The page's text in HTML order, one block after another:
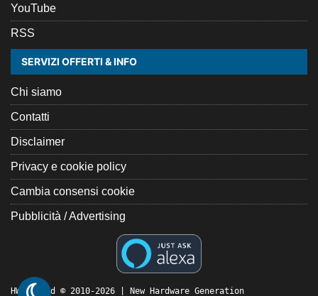
YouTube
RSS
SERVIZI OFFERTI & INFO
Chi siamo
Contatti
Disclaimer
Privacy e cookie policy
Cambia consensi cookie
Pubblicità / Advertising
HW Legend © 2010-2026 | New Hardware Generation